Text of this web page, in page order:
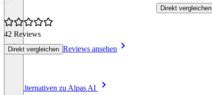
42 Reviews
Direkt vergleichen Reviews ansehen
Direkt vergleichen
Alle Alternativen zu Alpas AI